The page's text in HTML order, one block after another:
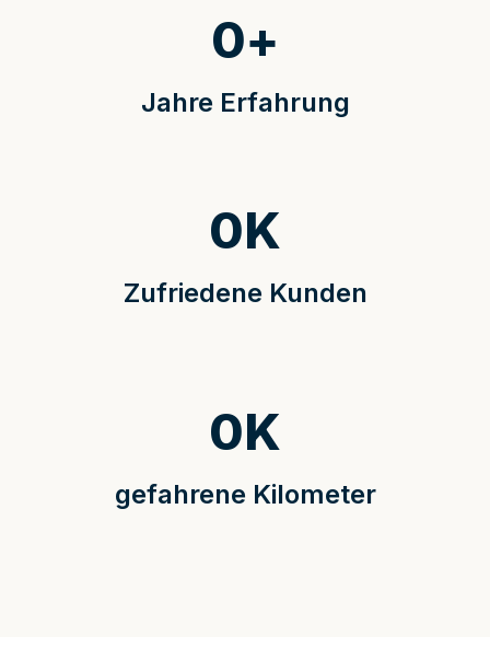
Jahre Erfahrung
0+
Zufriedene Kunden
0K
gefahrene Kilometer
0K